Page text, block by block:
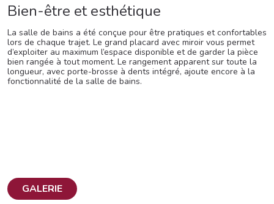
Bien-être et esthétique
La salle de bains a été conçue pour être pratiques et confortables
lors de chaque trajet. Le grand placard avec miroir vous permet
d’exploiter au maximum l’espace disponible et de garder la pièce
bien rangée à tout moment. Le rangement apparent sur toute la
longueur, avec porte-brosse à dents intégré, ajoute encore à la
fonctionnalité de la salle de bains.
GALERIE